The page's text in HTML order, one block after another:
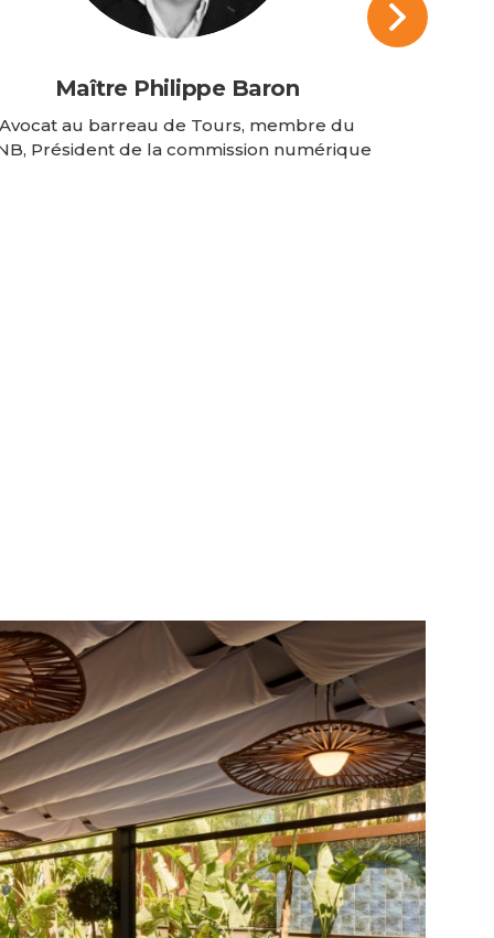
Maître Philippe Baron
Avocat au barreau de Tours, membre du
Président de la commission numérique